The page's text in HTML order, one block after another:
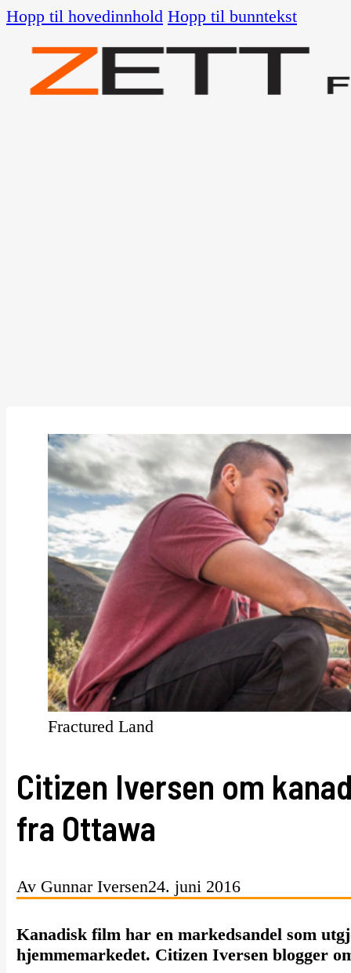
Hopp til hovedinnhold Hopp til bunntekst
Fractured Land
Citizen Iversen om
fra Ottawa
Av Gunnar Iversen24. juni 2016
Kanadisk film har en markedsandel som
hjemmemarkedet. Citizen Iversen blogger